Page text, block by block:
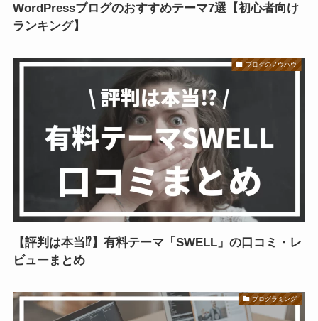
WordPressブログのおすすめテーマ7選【初心者向け
ランキング】
ブログのノウハウ
【評判は本当⁉】有料テーマ「SWELL」の口コミ・レ
ビューまとめ
プログラミング